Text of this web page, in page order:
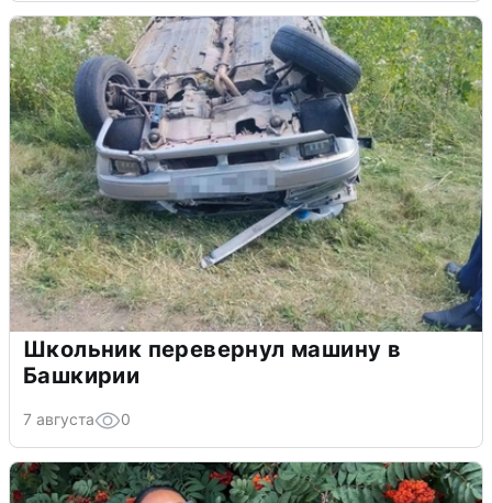
Школьник перевернул машину в
Башкирии
7 августа 0